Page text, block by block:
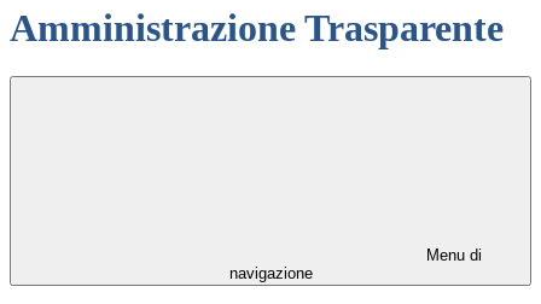
Amministrazione Trasparente
Menu di
navigazione